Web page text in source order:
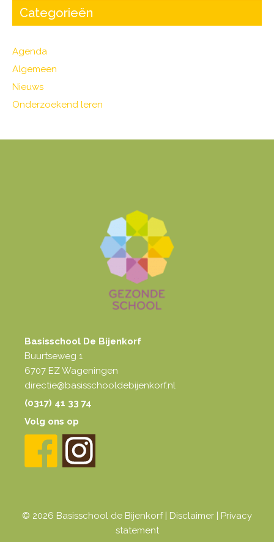
Categorieën
Agenda
Algemeen
Nieuws
Onderzoekend leren
Basisschool De Bijenkorf
Buurtseweg 1
6707 EZ Wageningen
directie@basisschooldebijenkorf.nl
(0317) 41 33 74
Volg ons op
© 2026 Basisschool de Bijenkorf | Disclaimer | Privacy
statement